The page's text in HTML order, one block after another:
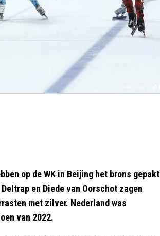
op de WK in Beijing het brons gepakt
en Diede van Oorschot zagen
met zilver. Nederland was
van 2022.